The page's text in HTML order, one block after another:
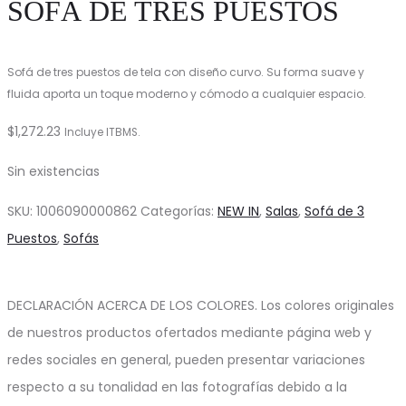
SOFÁ DE TRES PUESTOS
Sofá de tres puestos de tela con diseño curvo. Su forma suave y
fluida aporta un toque moderno y cómodo a cualquier espacio.
$1,272.23 Incluye ITBMS.
Sin existencias
SKU: 1006090000862 Categorías: NEW IN, Salas, Sofá de 3
Puestos, Sofás
DECLARACIÓN ACERCA DE LOS COLORES. Los colores originales
de nuestros productos ofertados mediante página web y
redes sociales en general, pueden presentar variaciones
respecto a su tonalidad en las fotografías debido a la